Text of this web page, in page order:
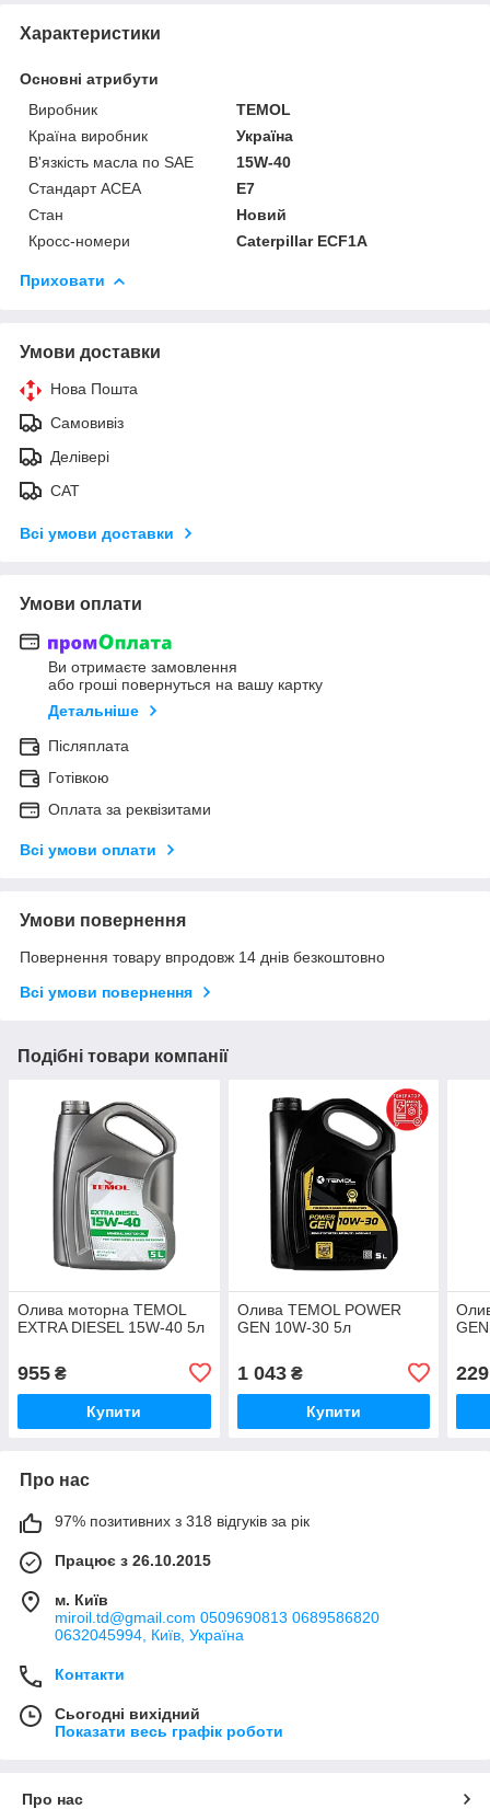
Характеристики
Основні атрибути
Виробник
TEMOL
Країна виробник
Україна
В'язкість масла по SAE
15W-40
Стандарт ACEA
E7
Стан
Новий
Кросс-номери
Caterpillar ECF1A
Приховати
Умови доставки
Нова Пошта
Самовивіз
Делівері
САТ
Всі умови доставки
Умови оплати
Ви отримаєте замовлення
або гроші повернуться на вашу картку
Детальніше
Післяплата
Готівкою
Оплата за реквізитами
Всі умови оплати
Умови повернення
Повернення товару впродовж 14 днів безкоштовно
Всі умови повернення
Подібні товари компанії
Олива моторна TEMOL
EXTRA DIESEL 15W-40 5л
955 ₴
Купити
Олива TEMOL POWER
GEN 10W-30 5л
1 043₴
Купити
229
Про нас
97% позитивних з 318 відгуків за рік
Працює з 26.10.2015
м. Київ
miroil.td@gmail.com 0509690813 0689586820
0632045994, Київ, Україна
Контакти
Сьогодні вихідний
Показати весь графік роботи
Про нас